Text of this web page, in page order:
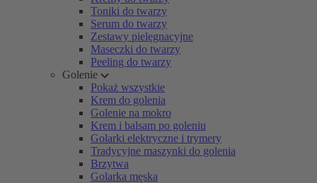
Toniki do twarzy
Serum do twarzy
Zestawy pielęgnacyjne
Maseczki do twarzy
Peeling do twarzy
Golenie
Pokaż wszystkie
Krem do golenia
Golenie na mokro
Krem i balsam po goleniu
Golarki elektryczne i trymery
Tradycyjne maszynki do golenia
Brzytwa
Golarka męska